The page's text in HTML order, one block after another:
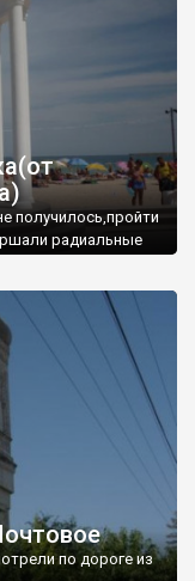
получилось,пройти
радиальные
по дороге из